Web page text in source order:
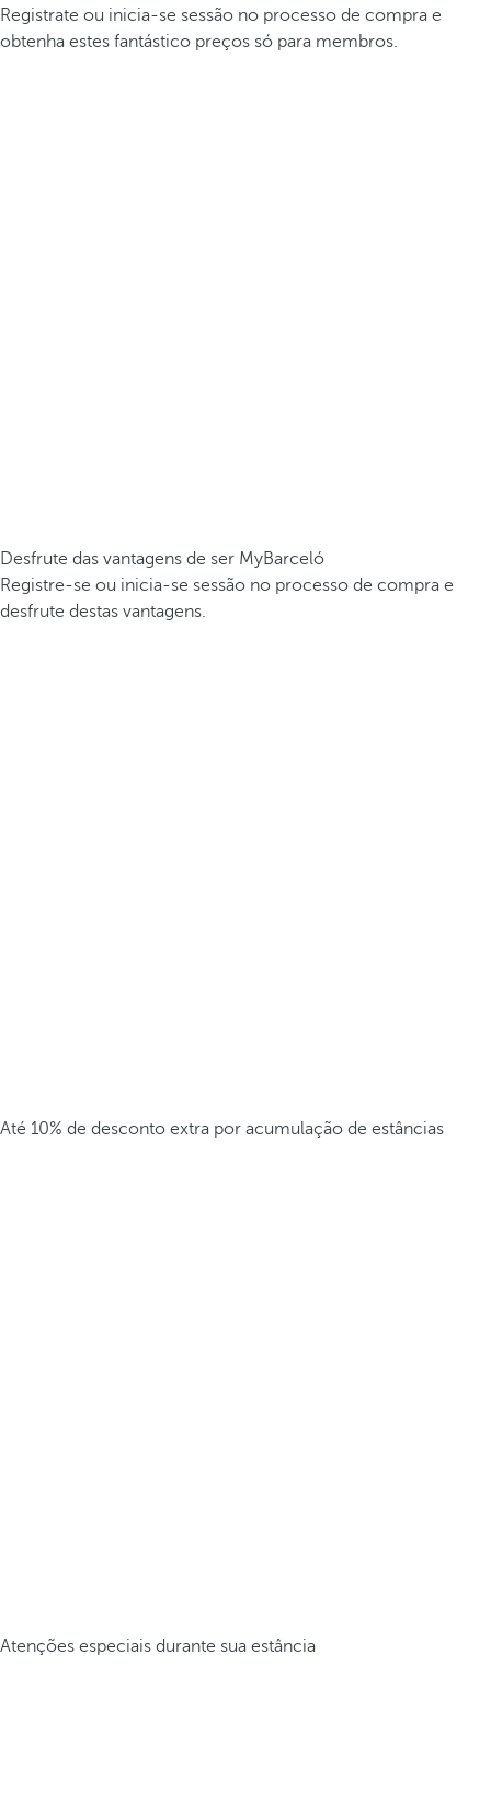
Registrate ou inicia-se sessão no processo de compra e
obtenha estes fantástico preços só para membros.
Desfrute das vantagens de ser MyBarceló
Registre-se ou inicia-se sessão no processo de compra e
desfrute destas vantagens.
Até 10% de desconto extra por acumulação de estâncias
Atenções especiais durante sua estância